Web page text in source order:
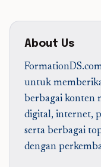
About Us
untuk
berbagai konten
digital, internet,
serta berbagai
dengan